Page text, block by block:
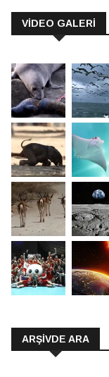
VİDEO GALERİ
ARŞIVDE ARA